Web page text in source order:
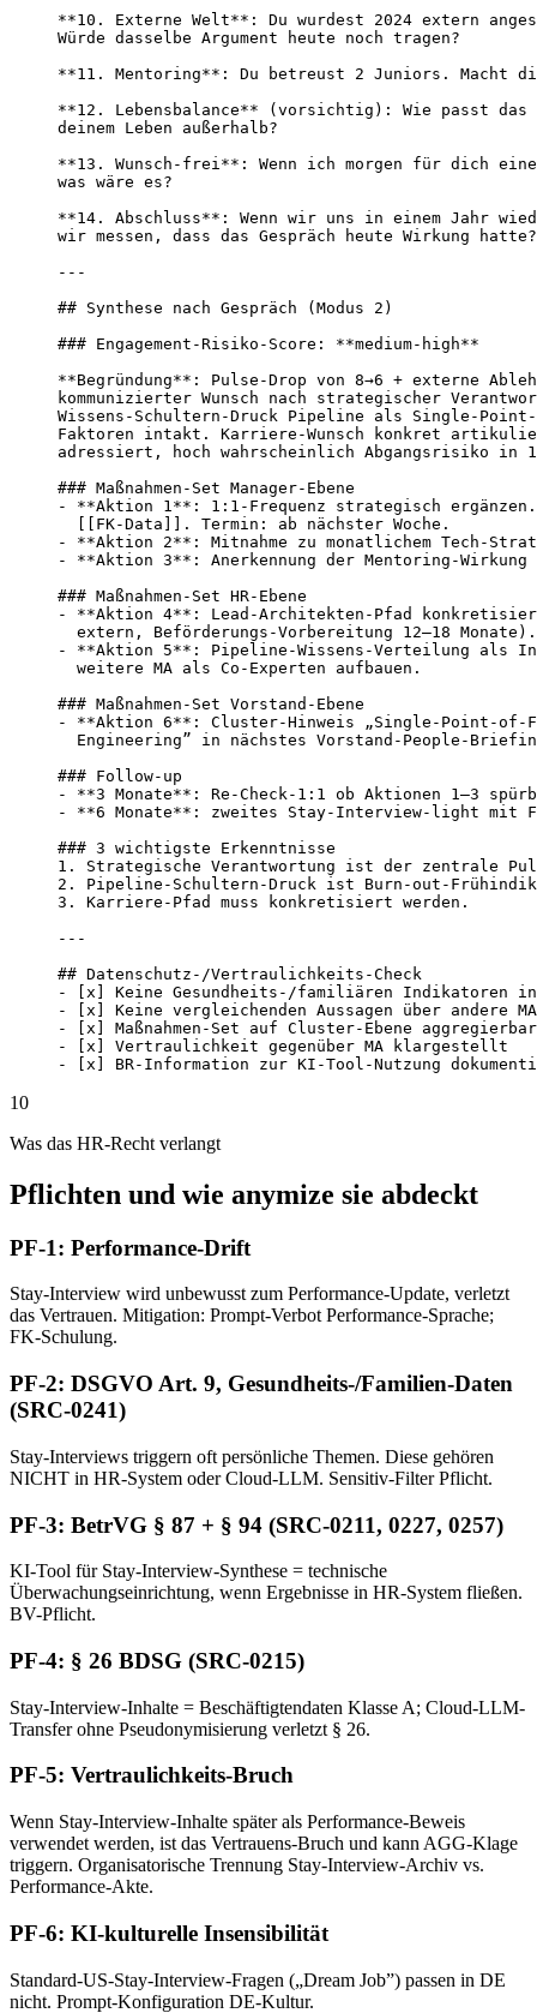
**10. Externe Welt**: Du wurdest 2024 extern
Würde dasselbe Argument heute noch tragen?
**11. Mentoring**: Du betreust 2 Juniors. Macht
**12. Lebensbalance** (vorsichtig): Wie passt das
deinem Leben außerhalb?
**13. Wunsch-frei**: Wenn ich morgen für dich
was wäre es?
**14. Abschluss**: Wenn wir uns in einem Jahr
wir messen, dass das Gespräch heute Wirkung hatte?
---
## Synthese nach Gespräch (Modus 2)
### Engagement-Risiko-Score: **medium-high**
**Begründung**: Pulse-Drop von 8→6 + externe
kommunizierter Wunsch nach strategischer
Wissens-Schultern-Druck Pipeline als Single-
Faktoren intakt. Karriere-Wunsch konkret
adressiert, hoch wahrscheinlich Abgangsrisiko in
### Maßnahmen-Set Manager-Ebene
- **Aktion 1**: 1:1-Frequenz strategisch
  [[FK-Data]]. Termin: ab nächster Woche.
- **Aktion 2**: Mitnahme zu monatlichem Tech-
- **Aktion 3**: Anerkennung der Mentoring-Wirkung
### Maßnahmen-Set HR-Ebene
- **Aktion 4**: Lead-Architekten-Pfad
  extern, Beförderungs-Vorbereitung 12–18 Monate).
- **Aktion 5**: Pipeline-Wissens-Verteilung als
  weitere MA als Co-Experten aufbauen.
### Maßnahmen-Set Vorstand-Ebene
- **Aktion 6**: Cluster-Hinweis „Single-Point-of-
Engineering” in nächstes Vorstand-People-
### Follow-up
- **3 Monate**: Re-Check-1:1 ob Aktionen 1–3
- **6 Monate**: zweites Stay-Interview-light mit
### 3 wichtigste Erkenntnisse
1. Strategische Verantwortung ist der zentrale
2. Pipeline-Schultern-Druck ist Burn-out-
3. Karriere-Pfad muss konkretisiert werden.
---
## Datenschutz-/Vertraulichkeits-Check
- [x] Keine Gesundheits-/familiären Indikatoren in
- [x] Keine vergleichenden Aussagen über andere MA
- [x] Maßnahmen-Set auf Cluster-Ebene aggregierbar
- [x] Vertraulichkeit gegenüber MA klargestellt
- [x] BR-Information zur KI-Tool-Nutzung
10
Was das HR-Recht verlangt
Pflichten und wie anymize sie abdeckt
PF-1: Performance-Drift
Stay-Interview wird unbewusst zum Performance-Update, verletzt
das Vertrauen. Mitigation: Prompt-Verbot Performance-Sprache;
FK-Schulung.
PF-2: DSGVO Art. 9, Gesundheits-/Familien-Daten
(SRC-0241)
Stay-Interviews triggern oft persönliche Themen. Diese gehören
NICHT in HR-System oder Cloud-LLM. Sensitiv-Filter Pflicht.
PF-3: BetrVG § 87 + § 94 (SRC-0211, 0227, 0257)
KI-Tool für Stay-Interview-Synthese = technische
Überwachungseinrichtung, wenn Ergebnisse in HR-System fließen.
BV-Pflicht.
PF-4: § 26 BDSG (SRC-0215)
Stay-Interview-Inhalte = Beschäftigtendaten Klasse A; Cloud-LLM-
Transfer ohne Pseudonymisierung verletzt § 26.
PF-5: Vertraulichkeits-Bruch
Wenn Stay-Interview-Inhalte später als Performance-Beweis
verwendet werden, ist das Vertrauens-Bruch und kann AGG-Klage
triggern. Organisatorische Trennung Stay-Interview-Archiv vs.
Performance-Akte.
PF-6: KI-kulturelle Insensibilität
Standard-US-Stay-Interview-Fragen („Dream Job”) passen in DE
nicht. Prompt-Konfiguration DE-Kultur.